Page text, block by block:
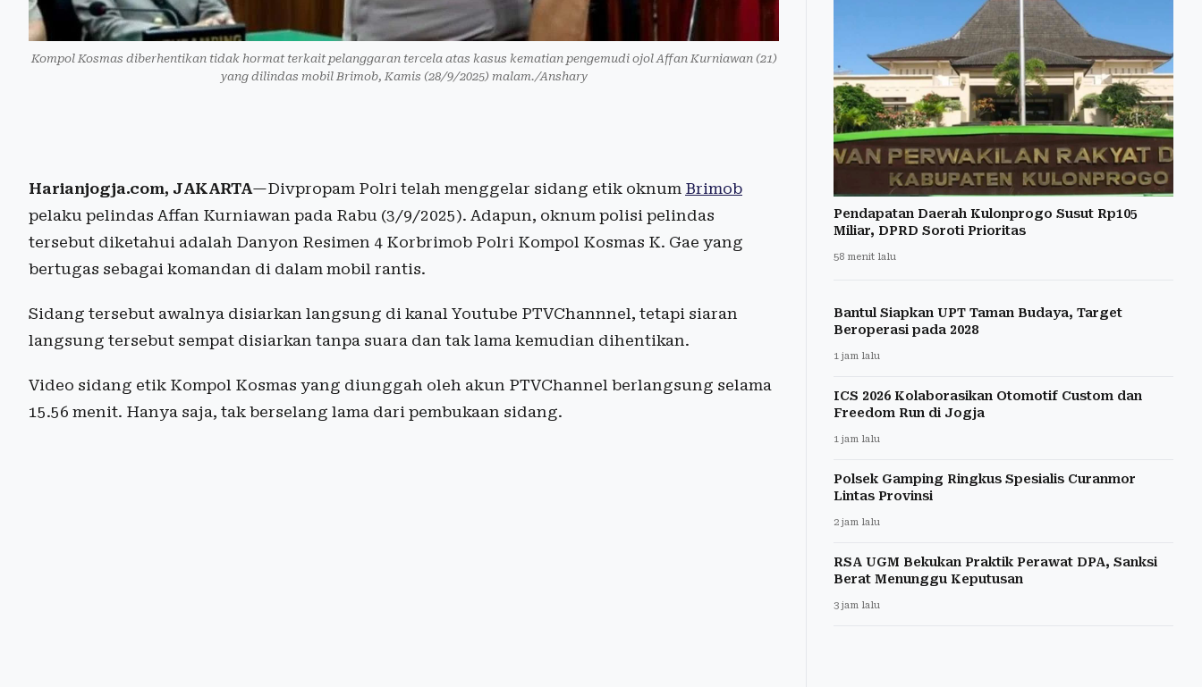
Kompol Kosmas diberhentikan tidak hormat terkait pelanggaran tercela atas kasus kematian pengemudi ojol Affan Kurniawan (21)
yang dilindas mobil Brimob, Kamis (28/9/2025) malam./Anshary
Harianjogja.com, JAKARTA—Divpropam Polri telah menggelar sidang etik oknum Brimob
pelaku pelindas Affan Kurniawan pada Rabu (3/9/2025). Adapun, oknum polisi pelindas
tersebut diketahui adalah Danyon Resimen 4 Korbrimob Polri Kompol Kosmas K. Gae yang
bertugas sebagai komandan di dalam mobil rantis.
Sidang tersebut awalnya disiarkan langsung di kanal Youtube PTVChannnel, tetapi siaran
langsung tersebut sempat disiarkan tanpa suara dan tak lama kemudian dihentikan.
Video sidang etik Kompol Kosmas yang diunggah oleh akun PTVChannel berlangsung selama
15.56 menit. Hanya saja, tak berselang lama dari pembukaan sidang.
Pendapatan Daerah Kulonprogo Susut Rp105
Miliar, DPRD Soroti Prioritas
58 menit lalu
Bantul Siapkan UPT Taman Budaya, Target
Beroperasi pada 2028
1 jam lalu
ICS 2026 Kolaborasikan Otomotif Custom dan
Freedom Run di Jogja
1 jam lalu
Polsek Gamping Ringkus Spesialis Curanmor
Lintas Provinsi
2 jam lalu
RSA UGM Bekukan Praktik Perawat DPA, Sanksi
Berat Menunggu Keputusan
3 jam lalu